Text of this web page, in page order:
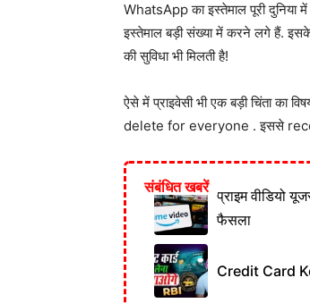
WhatsApp का इस्तेमाल पूरी दुनिया में
इस्तेमाल बड़ी संख्या में करने लगे हैं.
की सुविधा भी मिलती है!
ऐसे में प्राइवेसी भी एक बड़ी चिंता का
delete for everyone . इससे
संबंधित खबरें प्राइम वीडियो
फैसला
Credit Card